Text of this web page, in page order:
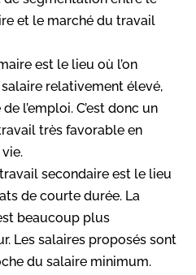
et le marché du travail
est le lieu où l’on
relativement élevé,
l’emploi. C’est donc un
très favorable en
secondaire est le lieu
de courte durée. La
beaucoup plus
Les salaires proposés sont
du salaire minimum.